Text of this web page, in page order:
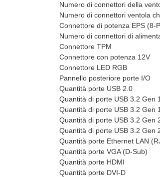
Numero di connettori della
Numero di connettori ventola
Connettore di potenza EPS (8-
Numero di connettori di
Connettore TPM
Connettore con potenza 12V
Connettore LED RGB
Pannello posteriore porte I/O
Quantità porte USB 2.0
Quantità di porte USB 3.2 Gen
Quantità di porte USB 3.2 Gen
Quantità di porte USB 3.2 Gen
Quantità di porte USB 3.2 Gen
Quantità porte Ethernet LAN
Quantità porte VGA (D-Sub)
Quantità porte HDMI
Quantità porte DVI-D